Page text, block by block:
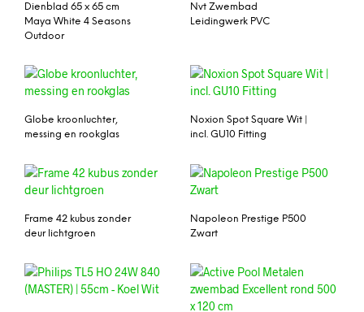
Dienblad 65 x 65 cm
Maya White 4 Seasons
Outdoor
Nvt Zwembad
Leidingwerk PVC
Globe kroonluchter,
messing en rookglas
Noxion Spot Square Wit |
incl. GU10 Fitting
Frame 42 kubus zonder
deur lichtgroen
Napoleon Prestige P500
Zwart